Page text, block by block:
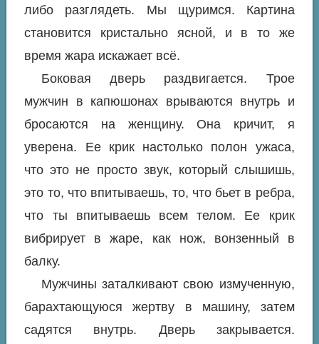
либо разглядеть. Мы щуримся. Картина
становится кристально ясной, и в то же
время жара искажает всё.
Боковая дверь раздвигается. Трое
мужчин в капюшонах врываются внутрь и
бросаются на женщину. Она кричит, я
уверена. Ее крик настолько полон ужаса,
что это не просто звук, который слышишь,
это то, что впитываешь, то, что бьет в ребра,
что ты впитываешь всем телом. Ее крик
вибрирует в жаре, как нож, вонзенный в
балку.
Мужчины заталкивают свою измученную,
барахтающуюся жертву в машину, затем
садятся внутрь. Дверь закрывается.